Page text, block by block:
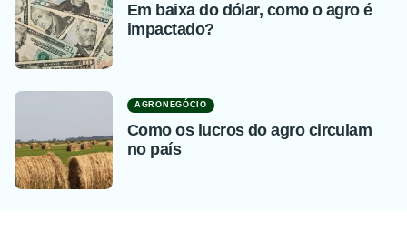
Em baixa do dólar, como o agro é
impactado?
AGRONEGÓCIO
Como os lucros do agro circulam
no país